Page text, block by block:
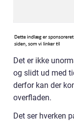
Det er ikke
og slidt ud med
derfor kan der
overfladen.
Det ser hverken